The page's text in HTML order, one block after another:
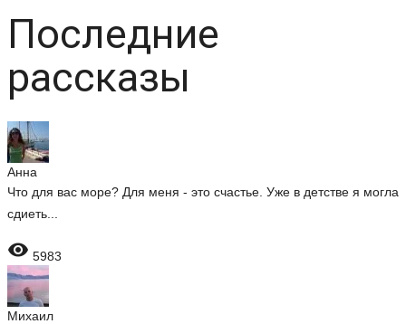
Последние
рассказы
Анна
Что для вас море? Для меня - это счастье. Уже в детстве я могла
сдиеть...
 5983
Михаил